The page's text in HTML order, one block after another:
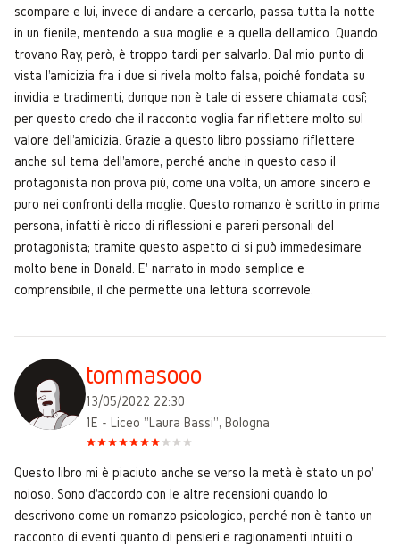
scompare e lui, invece di andare a cercarlo, passa tutta la notte
in un fienile, mentendo a sua moglie e a quella dell'amico. Quando
trovano Ray, però, è troppo tardi per salvarlo. Dal mio punto di
vista l'amicizia fra i due si rivela molto falsa, poiché fondata su
invidia e tradimenti, dunque non è tale di essere chiamata cos^ì;
per questo credo che il racconto voglia far riflettere molto sul
valore dell'amicizia. Grazie a questo libro possiamo riflettere
anche sul tema dell'amore, perché anche in questo caso il
protagonista non prova più, come una volta, un amore sincero e
puro nei confronti della moglie. Questo romanzo è scritto in prima
persona, infatti è ricco di riflessioni e pareri personali del
protagonista; tramite questo aspetto ci si può immedesimare
molto bene in Donald. E' narrato in modo semplice e
comprensibile, il che permette una lettura scorrevole.
tommasooo
13/05/2022 22:30
1E - Liceo "Laura Bassi", Bologna
Questo libro mi è piaciuto anche se verso la metà è stato un po'
noioso. Sono d'accordo con le altre recensioni quando lo
descrivono come un romanzo psicologico, perché non è tanto un
racconto di eventi quanto di pensieri e ragionamenti intuiti o